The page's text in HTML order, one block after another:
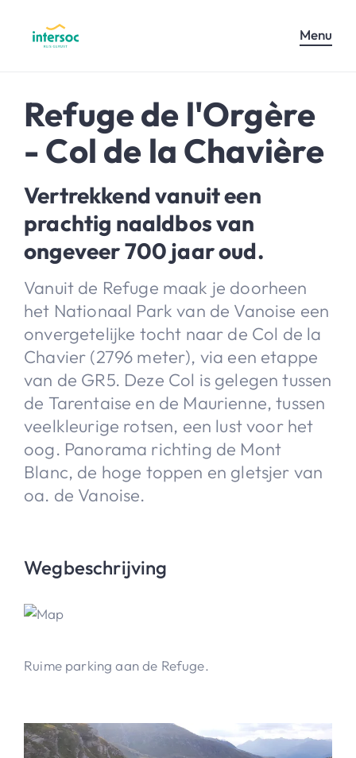
Menu
Refuge de l'Orgère
- Col de la Chavière
Vertrekkend vanuit een
prachtig naaldbos van
ongeveer 700 jaar oud.
Vanuit de Refuge maak je doorheen
het Nationaal Park van de Vanoise een
onvergetelijke tocht naar de Col de la
Chavier (2796 meter), via een etappe
van de GR5. Deze Col is gelegen tussen
de Tarentaise en de Maurienne, tussen
veelkleurige rotsen, een lust voor het
oog. Panorama richting de Mont
Blanc, de hoge toppen en gletsjer van
oa. de Vanoise.
Wegbeschrijving
Ruime parking aan de Refuge.